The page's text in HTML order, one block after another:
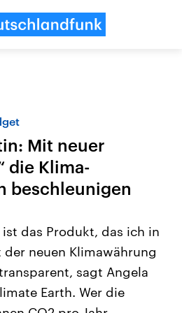
6.
aus
Aktuelle Beiträge,
Hintergründe
Wirtschaftlich und
gehören die Vereinigten
den mächtigsten Ländern
mit großem Einfluss auf
Mit neuer
die Klima-
beschleunigen
das Produkt, das ich in
neuen Klimawährung
sagt Angela
Earth. Wer die